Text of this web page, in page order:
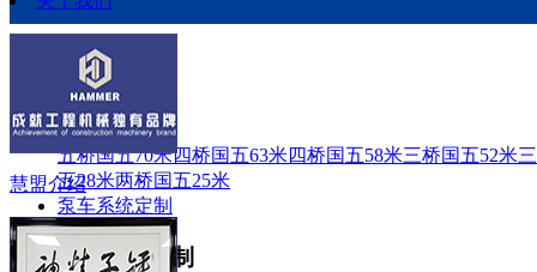
慧盟介绍
泵车定制
泵车定制
五桥国五70米四桥国五63米四桥国五58米三桥国五52米
五28米两桥国五25米
泵车系统定制
泵车系统定制